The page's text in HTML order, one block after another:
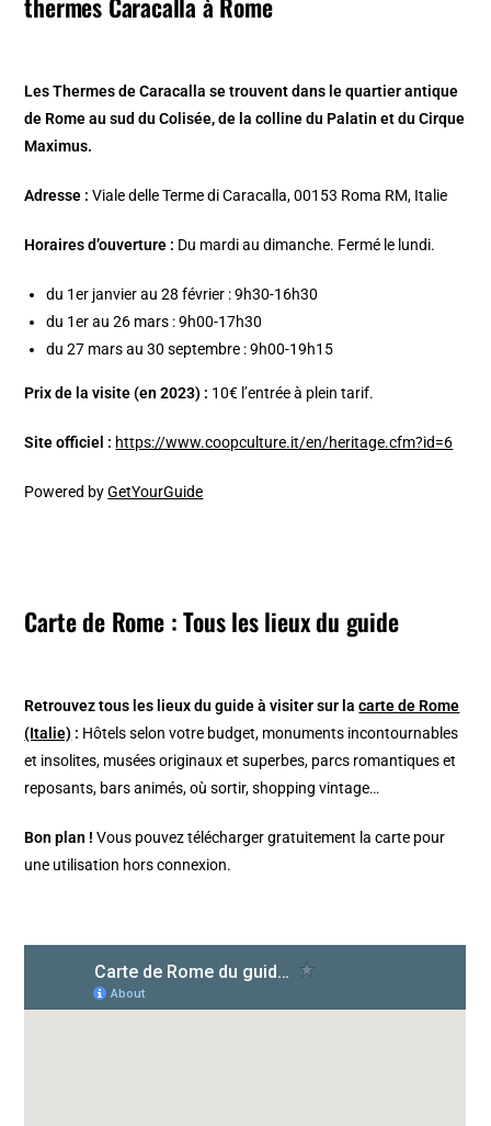
Les Thermes de Caracalla se trouvent dans le quartier antique
de Rome au sud du Colisée, de la colline du Palatin et du Cirque
Maximus.
Adresse :Viale delle Terme di Caracalla, 00153 Roma RM, Italie
Horaires d’ouverture : Du mardi au dimanche. Fermé le lundi.
du 1er janvier au 28 février : 9h30-16h30
du 1er au 26 mars : 9h00-17h30
du 27 mars au 30 septembre : 9h00-19h15
Prix de la visite (en 2023) : 10€ l’entrée à plein tarif.
Site officiel : https://www.coopculture.it/en/heritage.cfm?id=6
Powered byGetYourGuide
Carte de Rome : Tous les lieux du guide
Retrouvez tous les lieux du guide à visiter sur lacarte de Rome
(Italie) : Hôtels selon votre budget, monuments incontournables
et insolites, musées originaux et superbes, parcs romantiques et
reposants, bars animés, où sortir, shopping vintage…
Bon plan ! Vous pouvez télécharger gratuitement la carte pour
une utilisation hors connexion.